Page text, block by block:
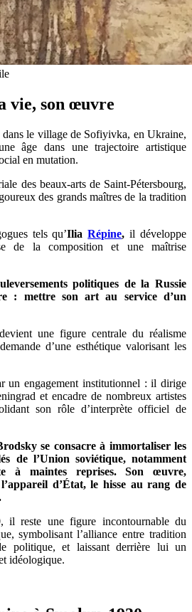
vie, son œuvre
le village de Sofiyivka, en Ukraine,
âge dans une trajectoire artistique
en mutation.
des beaux-arts de Saint-Pétersbourg,
des grands maîtres de la tradition
tels qu’IliaRépine,il développe
de la composition et une maîtrise
politiques de la Russie
: mettre son art au service d’un
une figure centrale du réalisme
d’une esthétique valorisant les
un engagement institutionnel : il dirige
et encadre de nombreux artistes
son rôle d’interprète officiel de
se consacre à immortaliser les
de l’Union soviétique, notamment
à maintes reprises. Son œuvre,
d’État, le hisse au rang de
il reste une figure incontournable du
symbolisant l’alliance entre tradition
politique, et laissant derrière lui un
idéologique.